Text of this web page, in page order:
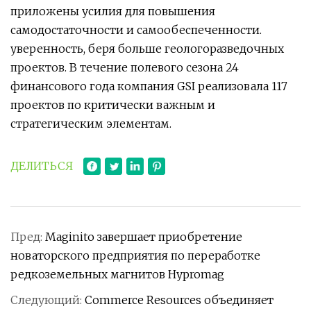
приложены усилия для повышения
самодостаточности и самообеспеченности.
уверенность, беря больше геологоразведочных
проектов. В течение полевого сезона 24
финансового года компания GSI реализовала 117
проектов по критически важным и
стратегическим элементам.
ДЕЛИТЬСЯ
Пред: Maginito завершает приобретение
новаторского предприятия по переработке
редкоземельных магнитов Hypromag
Следующий: Commerce Resources объединяет